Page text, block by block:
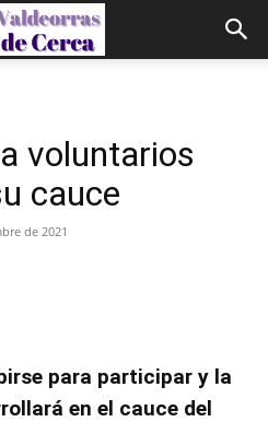
voluntarios
cauce
de 2021
para participar y la
en el cauce del